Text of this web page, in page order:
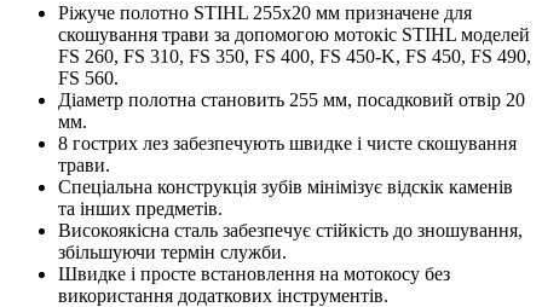
Ріжуче полотно STIHL 255х20 мм призначене для
скошування трави за допомогою мотокіс STIHL моделей
FS 260, FS 310, FS 350, FS 400, FS 450-K, FS 450, FS 490,
FS 560.
Діаметр полотна становить 255 мм, посадковий отвір 20
мм.
8 гострих лез забезпечують швидке і чисте скошування
трави.
Спеціальна конструкція зубів мінімізує відскік каменів
та інших предметів.
Високоякісна сталь забезпечує стійкість до зношування,
збільшуючи термін служби.
Швидке і просте встановлення на мотокосу без
використання додаткових інструментів.